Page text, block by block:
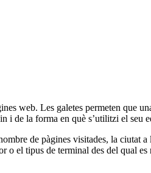
web. Les galetes permeten que
i de la forma en què s’utilitzi el seu
de pàgines visitades, la ciutat
el tipus de terminal des del qual